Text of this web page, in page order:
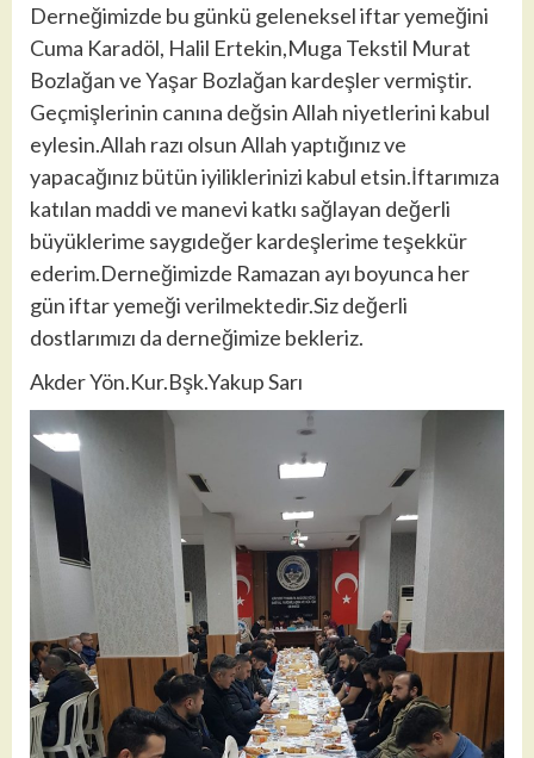
Derneğimizde bu günkü geleneksel iftar yemeğini
Cuma Karadöl, Halil Ertekin,Muga Tekstil Murat
Bozlağan ve Yaşar Bozlağan kardeşler vermiştir.
Geçmişlerinin canına değsin Allah niyetlerini kabul
eylesin.Allah razı olsun Allah yaptığınız ve
yapacağınız bütün iyiliklerinizi kabul etsin.İftarımıza
katılan maddi ve manevi katkı sağlayan değerli
büyüklerime saygıdeğer kardeşlerime teşekkür
ederim.Derneğimizde Ramazan ayı boyunca her
gün iftar yemeği verilmektedir.Siz değerli
dostlarımızı da derneğimize bekleriz.
Akder Yön.Kur.Bşk.Yakup Sarı